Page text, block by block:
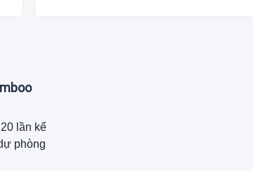
lần kể
phòng